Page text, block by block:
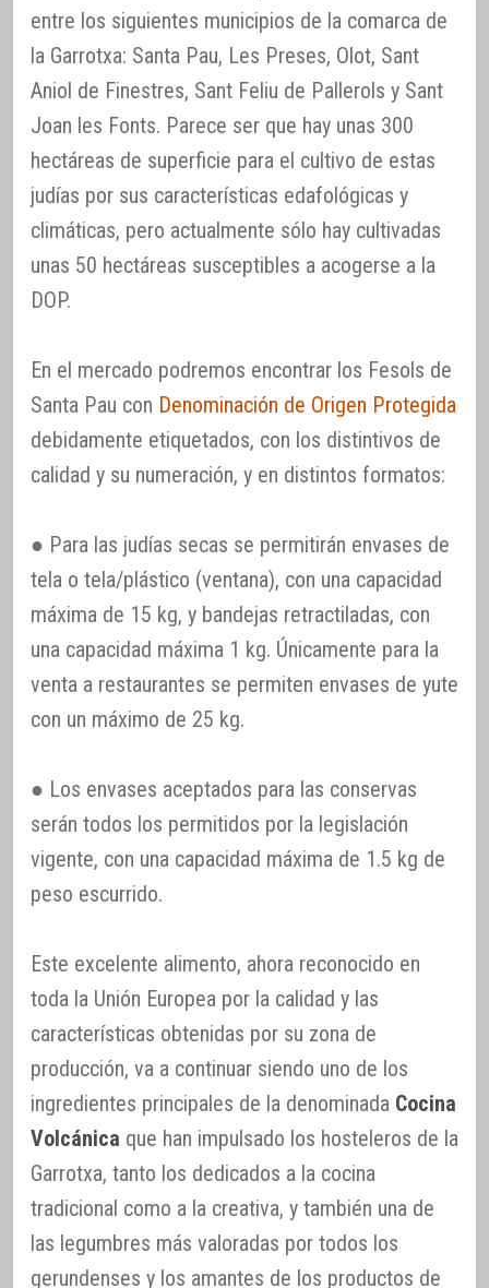
entre los siguientes municipios de la comarca de
la Garrotxa: Santa Pau, Les Preses, Olot, Sant
Aniol de Finestres, Sant Feliu de Pallerols y Sant
Joan les Fonts. Parece ser que hay unas 300
hectáreas de superficie para el cultivo de estas
judías por sus características edafológicas y
climáticas, pero actualmente sólo hay cultivadas
unas 50 hectáreas susceptibles a acogerse a la
DOP.
En el mercado podremos encontrar los Fesols de
Santa Pau con Denominación de Origen Protegida
debidamente etiquetados, con los distintivos de
calidad y su numeración, y en distintos formatos:
● Para las judías secas se permitirán envases de
tela o tela/plástico (ventana), con una capacidad
máxima de 15 kg, y bandejas retractiladas, con
una capacidad máxima 1 kg. Únicamente para la
venta a restaurantes se permiten envases de yute
con un máximo de 25 kg.
● Los envases aceptados para las conservas
serán todos los permitidos por la legislación
vigente, con una capacidad máxima de 1.5 kg de
peso escurrido.
Este excelente alimento, ahora reconocido en
toda la Unión Europea por la calidad y las
características obtenidas por su zona de
producción, va a continuar siendo uno de los
ingredientes principales de la denominada Cocina
Volcánica que han impulsado los hosteleros de la
Garrotxa, tanto los dedicados a la cocina
tradicional como a la creativa, y también una de
las legumbres más valoradas por todos los
gerundenses y los amantes de los productos de